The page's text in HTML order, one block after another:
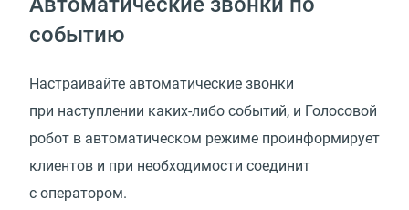
событию
Настраивайте автоматические звонки
при наступлении каких-либо событий, и Голосовой
робот в автоматическом режиме проинформирует
клиентов и при необходимости соединит
с оператором.